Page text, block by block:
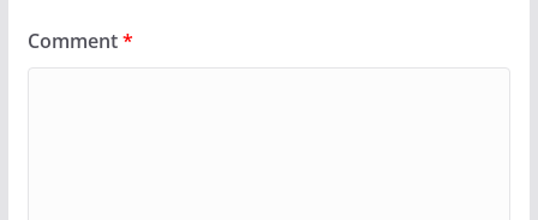
Comment*